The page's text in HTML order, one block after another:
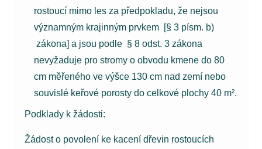
rostoucí mimo les za předpokladu, že nejsou
významným krajinným prvkem [§ 3 písm. b)
zákona] a jsou podle § 8 odst. 3 zákona
nevyžaduje pro stromy o obvodu kmene do 80
cm měřeného ve výšce 130 cm nad zemí nebo
souvislé keřové porosty do celkové plochy 40 m².
Podklady k žádosti:
Žádost o povolení ke kacení dřevin rostoucích